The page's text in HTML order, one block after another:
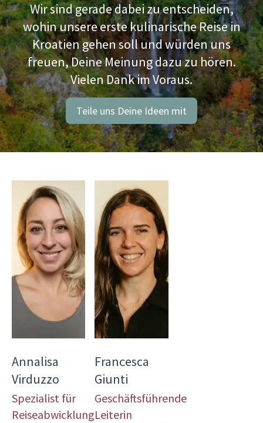
Wir sind gerade dabei zu entscheiden,
wohin unsere erste kulinarische Reise in
Kroatien gehen soll und würden uns
freuen, Deine Meinung dazu zu hören.
Vielen Dank im Voraus.
Teile uns Deine Ideen mit
Annalisa
Virduzzo
Spezialist für
Reiseabwicklung
Francesca
Giunti
Geschäftsführende
Leiterin